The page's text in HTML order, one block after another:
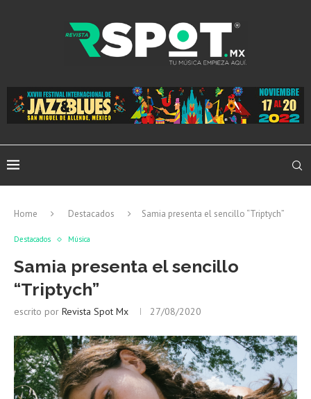
Home Destacados Samia presenta el sencillo “Triptych”
Destacados Música
Samia presenta el sencillo
“Triptych”
escrito por Revista Spot Mx 27/08/2020